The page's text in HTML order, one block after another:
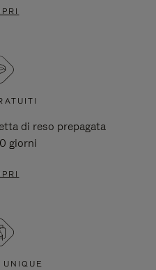
di reso prepagata
giorni